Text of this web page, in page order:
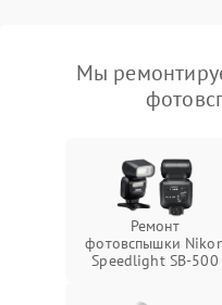
Мы
Ремонт
фотовспышки
Speedlight SB-500